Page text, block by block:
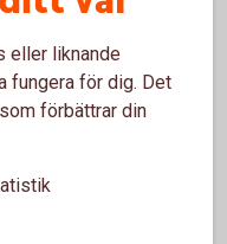
kunderna
eller liknande
fungera för dig. Det
förbättrar din